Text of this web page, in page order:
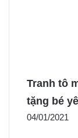
Tranh tô
tặng bé
04/01/2021